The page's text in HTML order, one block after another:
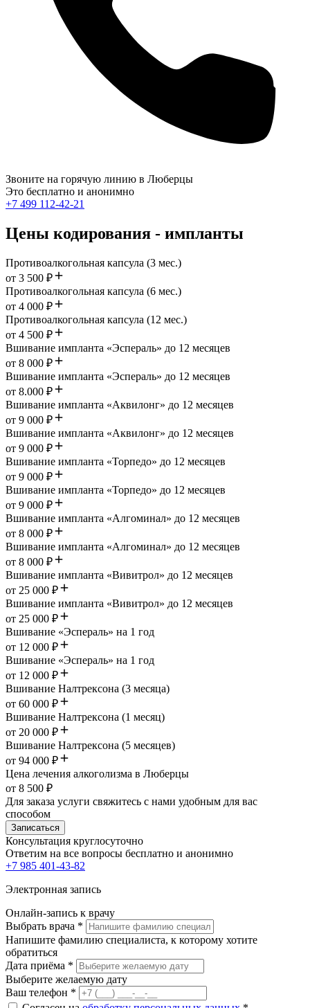
Звоните на горячую линию в Люберцы
Это бесплатно и анонимно
+7 499 112-42-21
Цены кодирования - импланты
Противоалкогольная капсула (3 мес.)
от 3 500 ₽
Противоалкогольная капсула (6 мес.)
от 4 000 ₽
Противоалкогольная капсула (12 мес.)
от 4 500 ₽
Вшивание импланта «Эспераль» до 12 месяцев
от 8 000 ₽
Вшивание импланта «Эспераль» до 12 месяцев
от 8.000 ₽
Вшивание импланта «Аквилонг» до 12 месяцев
от 9 000 ₽
Вшивание импланта «Аквилонг» до 12 месяцев
от 9 000 ₽
Вшивание импланта «Торпедо» до 12 месяцев
от 9 000 ₽
Вшивание импланта «Торпедо» до 12 месяцев
от 9 000 ₽
Вшивание импланта «Алгоминал» до 12 месяцев
от 8 000 ₽
Вшивание импланта «Алгоминал» до 12 месяцев
от 8 000 ₽
Вшивание импланта «Вивитрол» до 12 месяцев
от 25 000 ₽
Вшивание импланта «Вивитрол» до 12 месяцев
от 25 000 ₽
Вшивание «Эспераль» на 1 год
от 12 000 ₽
Вшивание «Эспераль» на 1 год
от 12 000 ₽
Вшивание Налтрексона (3 месяца)
от 60 000 ₽
Вшивание Налтрексона (1 месяц)
от 20 000 ₽
Вшивание Налтрексона (5 месяцев)
от 94 000 ₽
Цена лечения алкоголизма в Люберцы
от 8 500 ₽
Для заказа услуги свяжитесь с нами удобным для вас
способом
Записаться
Консультация круглосуточно
Ответим на все вопросы бесплатно и анонимно
+7 985 401-43-82
Электронная запись
Онлайн-запись к врачу
Выбрать врача *
Напишите фамилию специалиста, к которому хотите
обратиться
Дата приёма *
Выберите желаемую дату
Ваш телефон *